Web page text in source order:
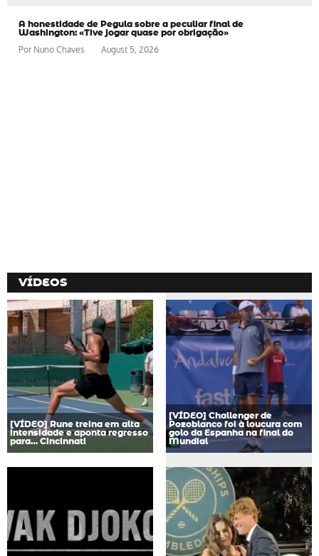
A honestidade de Pegula sobre a peculiar final de
Washington: «Tive jogar quase por obrigação»
PorNuno Chaves August 5, 2026
VÍDEOS
[VÍDEO] Rune treina em alta
intensidade e aponta regresso
para… Cincinnati
[VÍDEO] Challenger de
Pozoblanco foi à loucura com
golo da Espanha na final do
Mundial